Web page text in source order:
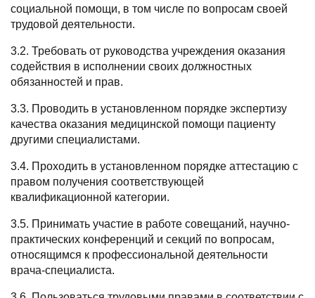
социальной помощи, в том числе по вопросам своей
трудовой деятельности.
3.2. Требовать от руководства учреждения оказания
содействия в исполнении своих должностных
обязанностей и прав.
3.3. Проводить в установленном порядке экспертизу
качества оказания медицинской помощи пациенту
другими специалистами.
3.4. Проходить в установленном порядке аттестацию с
правом получения соответствующей
квалификационной категории.
3.5. Принимать участие в работе совещаний, научно-
практических конференций и секций по вопросам,
относящимся к профессиональной деятельности
врача-специалиста.